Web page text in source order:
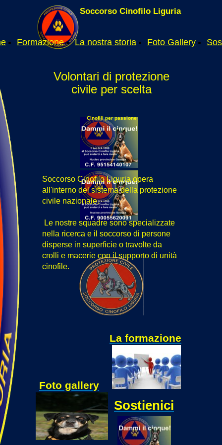
Soccorso Cinofilo Liguria
Formazione La nostra storia Foto Gallery
Volontari di protezione
civile per scelta
Cinofili per passione
Soccorso Cinofilo Liguria opera
all'interno del sistema della protezione
civile nazionale.
Le nostre squadre sono specializzate
nella ricerca e il soccorso di persone
disperse in superficie o travolte da
crolli e macerie con il supporto di unità
cinofile.
La formazione
Foto gallery
Sostienici